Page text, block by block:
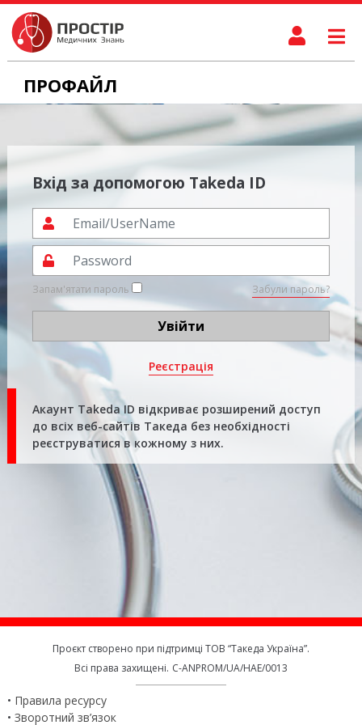
ПРОФАЙЛ
Вхід за допомогою Takeda ID
Запам'ятати пароль Забули пароль?
Увійти
Реєстрація
Акаунт Takeda ID відкриває розширений доступ
до всіх веб-сайтів Такеда без необхідності
реєструватися в кожному з них.
Проєкт створено при підтримці ТОВ “Такеда Україна”.
Всі права захищені. C-ANPROM/UA/HAE/0013
Правила ресурсу
Зворотний зв’язок